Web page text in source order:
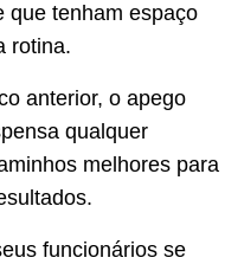
que tenham espaço
rotina.
anterior, o apego
qualquer
melhores para
funcionários se